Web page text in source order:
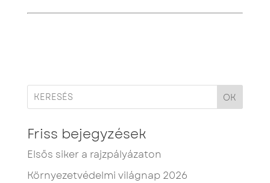
OK
Friss bejegyzések
Elsős siker a rajzpályázaton
Környezetvédelmi világnap 2026